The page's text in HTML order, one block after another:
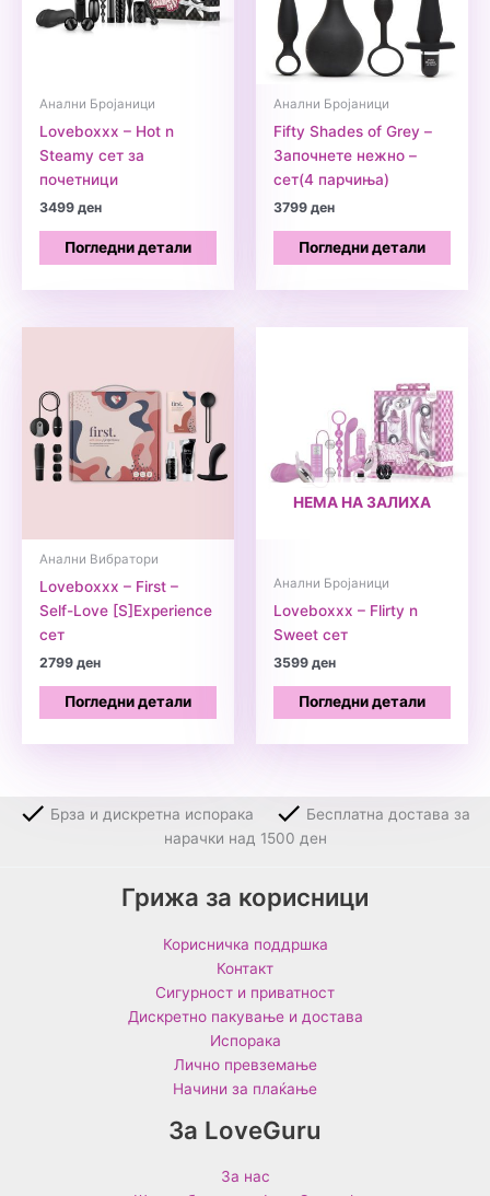
Анални Бројаници
Loveboxxx – Hot n
Steamy сет за
почетници
3499ден
Погледни детали
Анални Бројаници
Fifty Shades of Grey –
Започнете нежно –
сет(4 парчиња)
3799ден
Погледни детали
Анални Вибратори
Loveboxxx – First –
Self-Love [S]Experience
сет
2799ден
Погледни детали
НЕМА НА ЗАЛИХА
Анални Бројаници
Loveboxxx – Flirty n
Sweet сет
3599ден
Погледни детали
Брза и дискретна испорака
Бесплатна достава за
нарачки над 1500 ден
Грижа за корисници
Корисничка поддршка
Контакт
Сигурност и приватност
Дискретно пакување и достава
Испорака
Лично превземање
Начини за плаќање
За LoveGuru
За нас